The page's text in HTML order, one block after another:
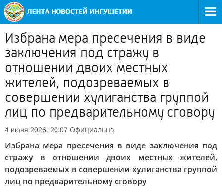
Избрана мера пресечения в виде
заключения под стражу в
отношении двоих местных
жителей, подозреваемых в
совершении хулиганства группой
лиц по предварительному сговору
4 июня 2026, 20:07 Официально
Избрана мера пресечения в виде заключения под
стражу в отношении двоих местных жителей,
подозреваемых в совершении хулиганства группой
лиц по предварительному сговору